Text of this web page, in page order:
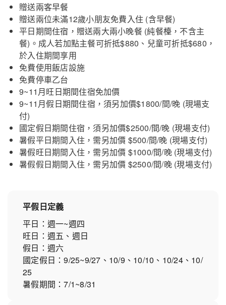
贈送兩客早餐
贈送兩位未滿12歲小朋友免費入住 (含早餐)
平日期間住宿，贈送兩大兩小晚餐 (純餐檯，不含主
餐)。成人若加點主餐可折抵$880、兒童可折抵$680，
於入住期間享用
免費使用飯店設施
免費停車乙台
9~11月旺日期間住宿免加價
9~11月假日期間住宿，須另加價$1800/間/晚 (現場支
付)
國定假日期間住宿，須另加價$2500/間/晚 (現場支付)
暑假平日期間入住，需另加價 $500/間/晚 (現場支付)
暑假旺日期間入住，需另加價 $1000/間/晚 (現場支付)
暑假假日期間入住，需另加價 $2500/間/晚 (現場支付)
平假日定義
平日：週一~週四
旺日：週五、週日
假日：週六
國定假日：9/25~9/27、10/9、10/10、10/24、10/
25
暑假期間：7/1~8/31